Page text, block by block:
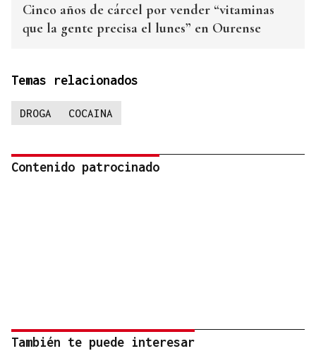
Cinco años de cárcel por vender “vitaminas
que la gente precisa el lunes” en Ourense
Temas relacionados
DROGA COCAINA
Contenido patrocinado
También te puede interesar